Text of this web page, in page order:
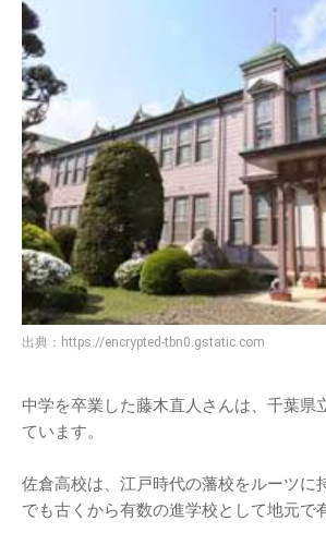
出典： https://encrypted-tbn0.gstatic.com
中学を卒業した藤木直人さんは、千葉県
ています。
佐倉高校は、江戸時代の藩校をルーツに
でも古くから有数の進学校として地元で